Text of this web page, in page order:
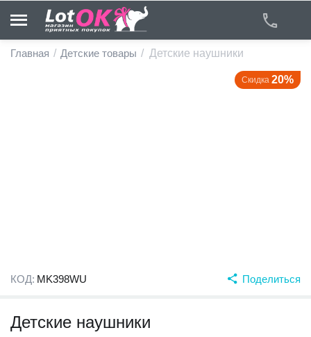
Главная / Детские товары / Детские наушники
Скидка 20%
КОД: MK398WU Поделиться
Детские наушники